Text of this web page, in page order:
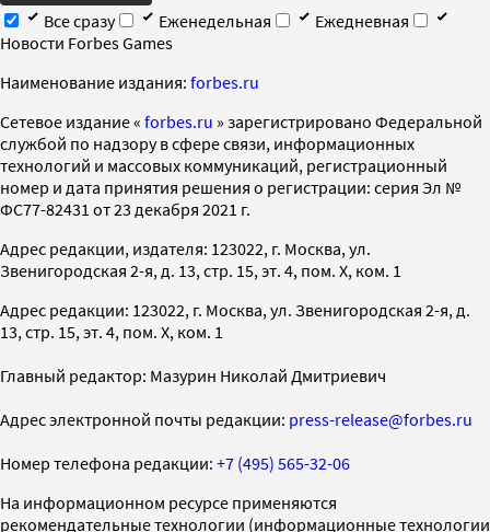
Все сразу
Еженедельная
Ежедневная
Новости Forbes Games
Наименование издания: forbes.ru
Cетевое издание « forbes.ru » зарегистрировано Федеральной
службой по надзору в сфере связи, информационных
технологий и массовых коммуникаций, регистрационный
номер и дата принятия решения о регистрации: серия Эл №
ФС77-82431 от 23 декабря 2021 г.
Адрес редакции, издателя: 123022, г. Москва, ул.
Звенигородская 2-я, д. 13, стр. 15, эт. 4, пом. X, ком. 1
Адрес редакции: 123022, г. Москва, ул. Звенигородская 2-я, д.
13, стр. 15, эт. 4, пом. X, ком. 1
Главный редактор: Мазурин Николай Дмитриевич
Адрес электронной почты редакции: press-release@forbes.ru
Номер телефона редакции: +7 (495) 565-32-06
На информационном ресурсе применяются
рекомендательные технологии (информационные технологии